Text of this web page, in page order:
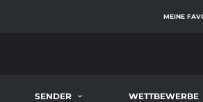
MEINE
SENDER WETTBEWERBE